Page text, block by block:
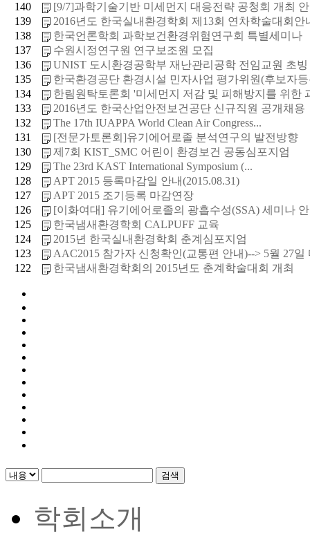
140
[9/7]과학기술기반 미세먼지 대응전략 공청회 개최
139
2016년도 한국실내환경학회 제13회 연차학술대회안
138
한국언론학회 과학보건환경위험연구회 특별세미나
137
수원시정연구원 연구보조원 모집
136
UNIST 도시환경공학부 재난관리공학 전임교원 초빙
135
한국환경공단 환경시설 민자사업 평가위원(후보자
134
한림원탁토론회 '미세먼지 저감 및 피해방지를 위한
133
2016년도 한국산업안전보건공단 신규직원 공개채용
132
The 17th IUAPPA World Clean Air Congress...
131
[전문가토론회]유기에어로졸 분석연구의 발전방향
130
제7회 KIST_SMC 어린이 환경보건 공동심포지엄
129
The 23rd KAST International Symposium (...
128
APT 2015 등록마감일 안내(2015.08.31)
127
APT 2015 조기등록 마감연장
126
[이화여대] 유기에어로졸의 광흡수성(SSA) 세미나
125
한국냄새환경학회 CALPUFF 교육
124
2015년 한국실내환경학회 춘계심포지엄
123
AAC2015 참가자 신청확인(교통편 안내)--> 5월 27일
122
한국냄새환경학회의 2015년도 춘계학술대회 개최
검색
학회소개